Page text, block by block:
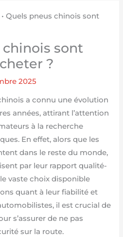
•Quels pneus chinois sont
sont
?
2025
a connu une évolution
années, attirant l’attention
à la recherche
En effet, alors que les
dans le reste du monde,
par leur rapport qualité-
vaste choix disponible
quant à leur fiabilité et
il est crucial de
s’assurer de ne pas
sur la route.